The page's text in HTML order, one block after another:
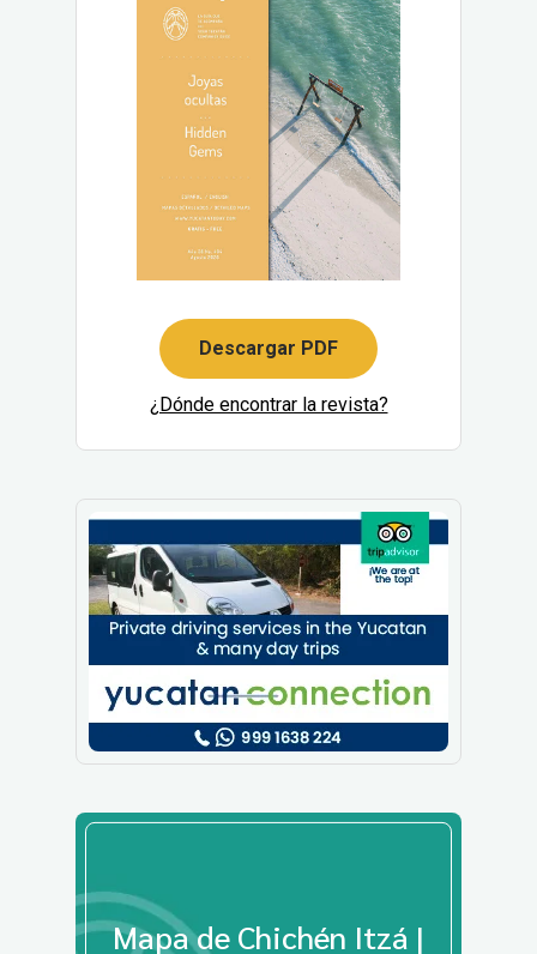
Descargar PDF
¿Dónde encontrar la revista?
Mapa de Chichén Itzá |